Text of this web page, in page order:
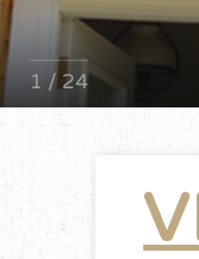
1 / 24